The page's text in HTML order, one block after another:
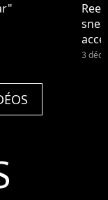
et
3